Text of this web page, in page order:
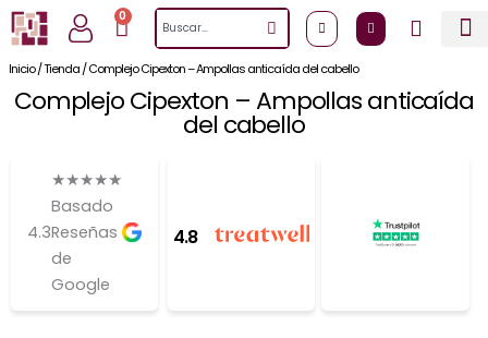
al
contenido
0
CartSearch
Inicio/Tienda/Complejo Cipexton – Ampollas anticaída del cabello
Complejo Cipexton – Ampollas anticaída
del cabello
4.3
★★★★★
Basado
Reseñas
de
Google
4.8